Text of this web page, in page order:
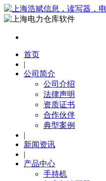
首页
|
公司简介
公司介绍
法律声明
资质证书
合作伙伴
典型案例
|
新闻资讯
|
产品中心
手持机